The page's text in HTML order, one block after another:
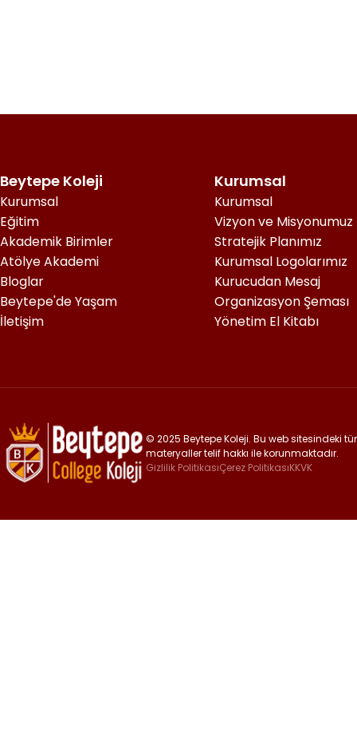
Beytepe Koleji
Kurumsal
Eğitim
Akademik Birimler
Atölye Akademi
Bloglar
Beytepe'de Yaşam
İletişim
Kurumsal
Kurumsal
Vizyon ve Misyonumuz
Stratejik Planımız
Kurumsal Logolarımız
Kurucudan Mesaj
Organizasyon Şeması
Yönetim El Kitabı
© 2025 Beytepe Koleji. Bu web sitesindeki
materyaller telif hakkı ile korunmaktadır.
Gizlilik PolitikasıÇerez PolitikasıKKVK